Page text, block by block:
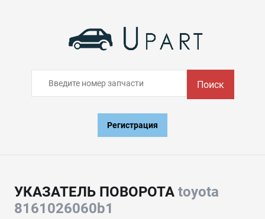
Поиск
Регистрация
УКАЗАТЕЛЬ ПОВОРОТА toyota
8161026060b1